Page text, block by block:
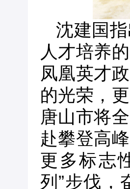
沈建国
人才培养
凤凰英才
的光荣，
唐山市将
赴攀登高
更多标志
列”步伐，